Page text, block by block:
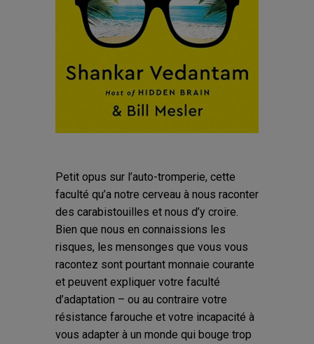
Petit opus sur l’auto-tromperie, cette
faculté qu’a notre cerveau à nous raconter
des carabistouilles et nous d’y croire.
Bien que nous en connaissions les
risques, les mensonges que vous vous
racontez sont pourtant monnaie courante
et peuvent expliquer votre faculté
d’adaptation – ou au contraire votre
résistance farouche et votre incapacité à
vous adapter à un monde qui bouge trop